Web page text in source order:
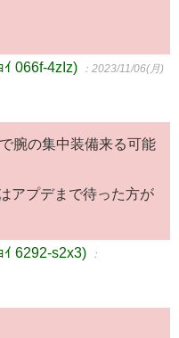
066f-4zIz) ：2023/11/06(月)
腕の集中装備来る可能
アプデまで待った方が
ｲ 6292-s2x3) ：